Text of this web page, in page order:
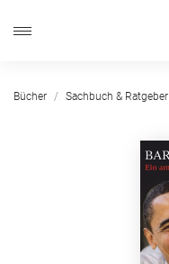
Bücher Sachbuch & Ratgeber